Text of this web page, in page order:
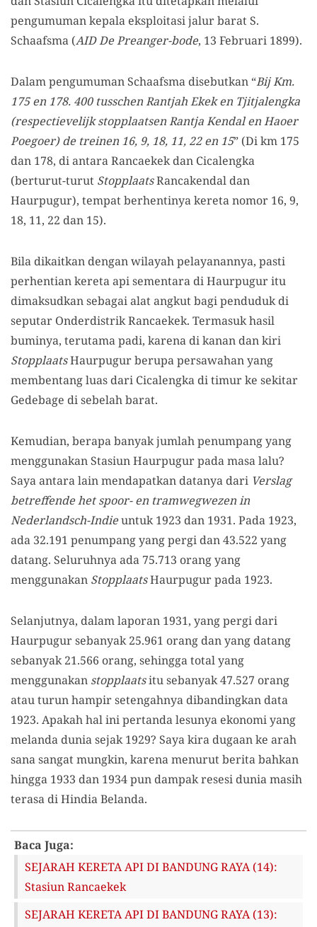
pengumuman kepala eksploitasi jalur barat S.
Schaafsma (AID De Preanger-bode, 13 Februari 1899).
Dalam pengumuman Schaafsma disebutkan “Bij Km.
175 en 178. 400 tusschen Rantjah Ekek en Tjitjalengka
(respectievelijk stopplaatsen Rantja Kendal en Haoer
Poegoer) de treinen 16, 9, 18, 11, 22 en 15” (Di km 175
dan 178, di antara Rancaekek dan Cicalengka
(berturut-turut StopplaatsRancakendal dan
Haurpugur), tempat berhentinya kereta nomor 16, 9,
18, 11, 22 dan 15).
Bila dikaitkan dengan wilayah pelayanannya, pasti
perhentian kereta api sementara di Haurpugur itu
dimaksudkan sebagai alat angkut bagi penduduk di
seputar Onderdistrik Rancaekek. Termasuk hasil
buminya, terutama padi, karena di kanan dan kiri
StopplaatsHaurpugur berupa persawahan yang
membentang luas dari Cicalengka di timur ke sekitar
Gedebage di sebelah barat.
Kemudian, berapa banyak jumlah penumpang yang
menggunakan Stasiun Haurpugur pada masa lalu?
Saya antara lain mendapatkan datanya dari Verslag
betreffende het spoor- en tramwegwezen in
Nederlandsch-Indieuntuk 1923 dan 1931. Pada 1923,
ada 32.191 penumpang yang pergi dan 43.522 yang
datang. Seluruhnya ada 75.713 orang yang
menggunakan StopplaatsHaurpugur pada 1923.
Selanjutnya, dalam laporan 1931, yang pergi dari
Haurpugur sebanyak 25.961 orang dan yang datang
sebanyak 21.566 orang, sehingga total yang
menggunakan stopplaatsitu sebanyak 47.527 orang
atau turun hampir setengahnya dibandingkan data
1923. Apakah hal ini pertanda lesunya ekonomi yang
melanda dunia sejak 1929? Saya kira dugaan ke arah
sana sangat mungkin, karena menurut berita bahkan
hingga 1933 dan 1934 pun dampak resesi dunia masih
terasa di Hindia Belanda.
Baca Juga:
SEJARAH KERETA API DI BANDUNG RAYA (14):
Stasiun Rancaekek
SEJARAH KERETA API DI BANDUNG RAYA (13):